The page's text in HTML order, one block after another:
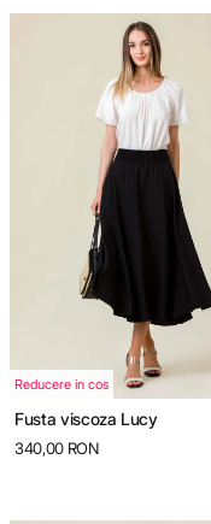
Reducere in cos
Fusta viscoza Lucy
340,00 RON